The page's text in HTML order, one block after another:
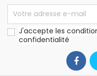
J'accepte les
confidentialité